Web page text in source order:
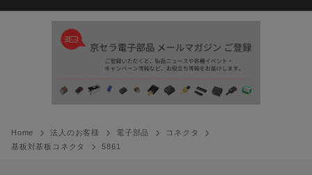
Home 法人のお客様 電子部品
コネクタ
基板対基板コネクタ
5861